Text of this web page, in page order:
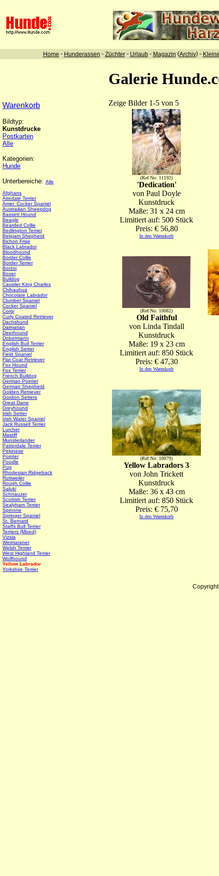
Home - Hunderassen - Züchter- Urlaub- Magazin (Archiv) -
Galerie
Warenkorb
Bildtyp:
Kunstdrucke
Postkarten
Alle
Kategorien:
Hunde
Unterbereiche: Alle
Afghans
Airedale Terrier
Amer. Cocker Spaniel
Austrailian Sheepdog
Bassett Hound
Beagle
Bearded Collie
Bedlington Terrier
Belgiam Shepherd
Bichon Frise
Black Labrador
Bloodhound
Border Collie
Border Terrier
Borzoi
Boxer
Bulldog
Cavalier King Charles
Chihauhua
Chocolate Labrador
Clumber Spaniel
Cocker Spaniel
Corgi
Curly Coated Retriever
Dachshund
Dalmatian
Deerhound
Dobermann
English Bull Terrier
English Setter
Field Spaniel
Flat Coat Retriever
Fox Hound
Fox Terrier
French Bulldog
German Pointer
German Shepherd
Golden Retriever
Gordon Setters
Great Dane
Greyhound
Irish Setter
Irish Water Spaniel
Jack Russell Terrier
Lurcher
Mastiff
Munsterlander
Patterdale Terrier
Pekinese
Pointer
Poodle
Pug
Rhodesian Ridgeback
Rottweiler
Rough Collie
Saluki
Schnauzer
Scottish Terrier
Sealyham Terrier
Spinone
Springer Spaniel
St. Bernard
Staffs Bull Terrier
Terriers (Mixed)
Vizsla
Weimaraner
Welsh Terrier
West Highland Terrier
Wolfhound
Yellow Labrador
Yorkshire Terrier
Zeige Bilder 1-5 von 5
(Ref No: 11192)
'Dedication'
von Paul Doyle
Kunstdruck
Maße: 31 x 24 cm
Limitiert auf: 500 Stück
Preis: € 56,80
In den Warenkorb
(Ref No: 10082)
Old Faithful
von Linda Tindall
Kunstdruck
Maße: 19 x 23 cm
Limitiert auf: 850 Stück
Preis: € 47,30
In den Warenkorb
(Ref No: 10079)
Yellow Labradors 3
von John Trickett
Kunstdruck
Maße: 36 x 43 cm
Limitiert auf: 850 Stück
Preis: € 75,70
In den Warenkorb